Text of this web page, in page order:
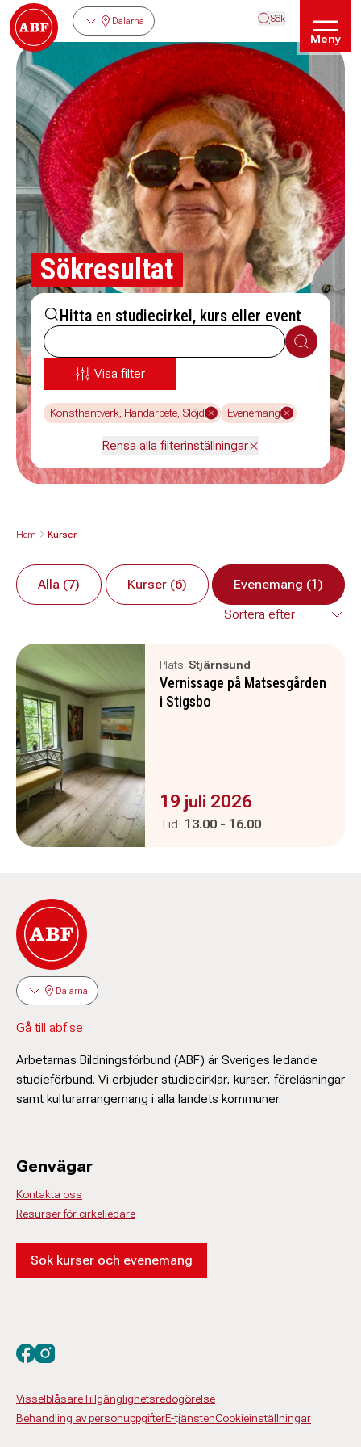
Dalarna Sök
Meny
Sökresultat
Hitta en studiecirkel, kurs eller event
Sök
Visa filter
Konsthantverk, Handarbete, Slöjd Evenemang
Rensa alla filterinställningar
Hem Kurser
Alla (7) Kurser (6) Evenemang (1)
Plats: Stjärnsund
Vernissage på Matsesgården
i Stigsbo
Evenemanget är :
19 juli 2026
Tid: Pågår mellan
13.00 - och
16.00
Dalarna
Gå till abf.se
Arbetarnas Bildningsförbund (ABF) är Sveriges ledande
studieförbund. Vi erbjuder studiecirklar, kurser, föreläsningar
samt kulturarrangemang i alla landets kommuner.
Genvägar
Kontakta oss
Resurser för cirkelledare
Sök kurser och evenemang
VisselblåsareTillgänglighetsredogörelse
Behandling av personuppgifterE-tjänstenCookieinställningar
Besök oss på facebook
Besök oss på instagram